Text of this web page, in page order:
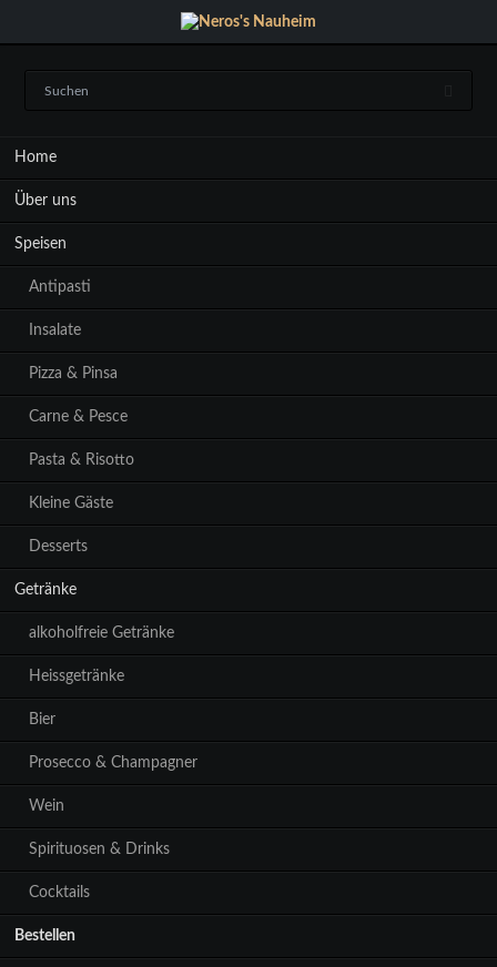
Home
Über uns
Speisen
Antipasti
Insalate
Pizza & Pinsa
Carne & Pesce
Pasta & Risotto
Kleine Gäste
Desserts
Getränke
alkoholfreie Getränke
Heissgetränke
Bier
Prosecco & Champagner
Wein
Spirituosen & Drinks
Cocktails
Bestellen